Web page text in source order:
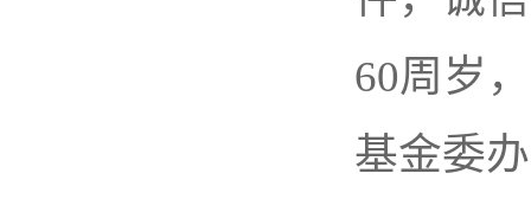
60周岁
基金委